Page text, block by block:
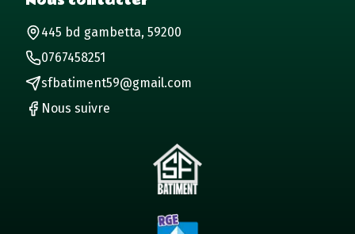
445 bd gambetta, 59200
0767458251
sfbatiment59@gmail.com
Nous suivre